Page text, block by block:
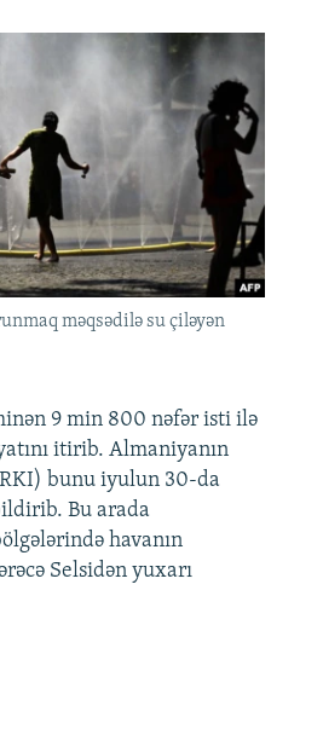
məqsədilə su çiləyən
9 min 800 nəfər isti ilə
itirib. Almaniyanın
bunu iyulun 30-da
Bu arada
havanın
Selsidən yuxarı